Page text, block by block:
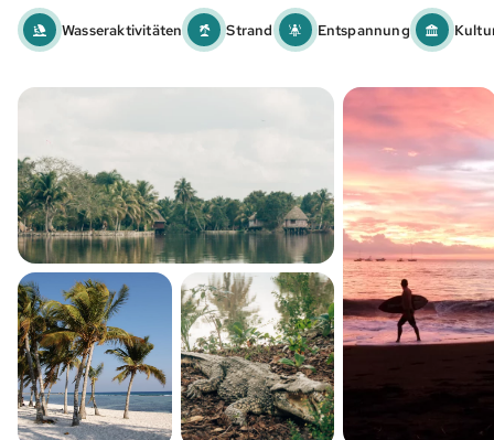
Wasseraktivitäten Strand Entspannung